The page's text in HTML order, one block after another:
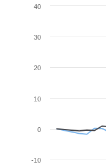
-10
0
10
20
30
40
SẢN
HÀNG
KINH